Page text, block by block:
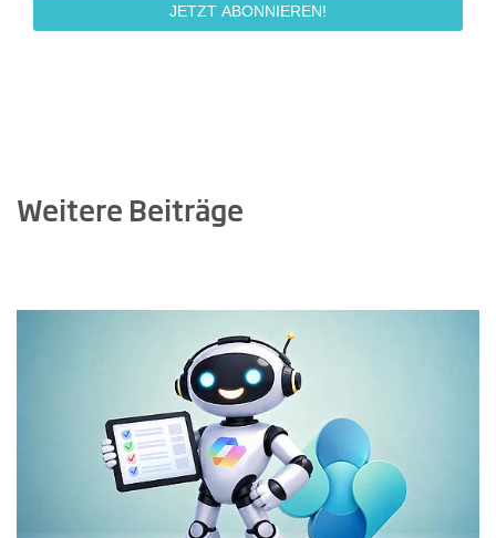
Weitere Beiträge